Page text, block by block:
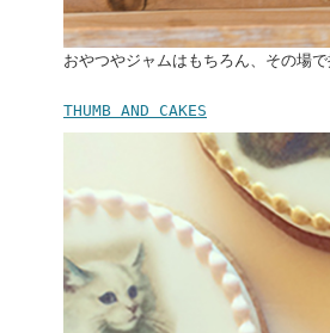
おやつやジャムはもちろん、その場
THUMB AND CAKES